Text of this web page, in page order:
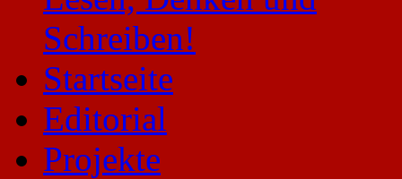
Startseite
Editorial
Projekte